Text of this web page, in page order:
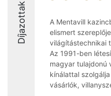
Díjazottak
A Mentavill
elismert
világítástechnikai
Az 1991-ben
magyar tulajdonú
kínálattal
vásárlók,